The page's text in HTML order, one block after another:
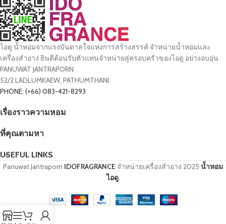
ไอดู น้ำหอมจากแรงบันดาลใจแห่งการสร้างสรรค์ จำหน่ายน้ำหอมและ
เครื่องสำอาง ยินดีต้อนรับตัวแทนจำหน่ายสู่ครอบครัวของไอดู อย่างอบอุ่น
PANUWAT JANTRAPORN
52/2 LADLUMKAEW, PATHUMTHANI
PHONE: (+66) 083-421-8293
เรื่องราวความหอม
ที่คุณตามหา
USEFUL LINKS
Panuwat Jantraporn IDOFRAGRANCE จำหน่ายเครื่องสำอาง 2025 น้ำหอม
ไอดู.